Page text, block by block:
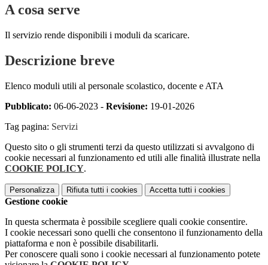
A cosa serve
Il servizio rende disponibili i moduli da scaricare.
Descrizione breve
Elenco moduli utili al personale scolastico, docente e ATA
Pubblicato: 06-06-2023 - Revisione: 19-01-2026
Tag pagina: Servizi
Questo sito o gli strumenti terzi da questo utilizzati si avvalgono di
cookie necessari al funzionamento ed utili alle finalità illustrate nella
COOKIE POLICY.
Personalizza Rifiuta tutti i cookies Accetta tutti i cookies
Gestione cookie
In questa schermata è possibile scegliere quali cookie consentire.
I cookie necessari sono quelli che consentono il funzionamento della
piattaforma e non è possibile disabilitarli.
Per conoscere quali sono i cookie necessari al funzionamento potete